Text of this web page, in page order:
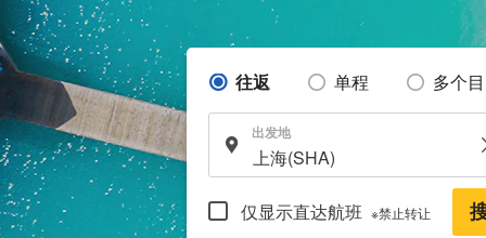
往返 单程 多个
出发地
仅显示直达航班 ※禁止转让